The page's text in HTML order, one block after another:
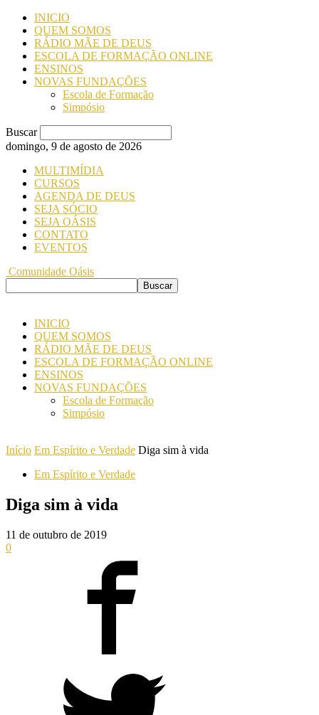
INICIO
QUEM SOMOS
RÁDIO MÃE DE DEUS
ESCOLA DE FORMAÇÃO ONLINE
ENSINOS
NOVAS FUNDAÇÕES
Escola de Formação
Simpósio
Buscar
domingo, 9 de agosto de 2026
MULTIMÍDIA
CURSOS
AGENDA DE DEUS
SEJA SÓCIO
SEJA OÁSIS
CONTATO
EVENTOS
Comunidade Oásis
INICIO
QUEM SOMOS
RÁDIO MÃE DE DEUS
ESCOLA DE FORMAÇÃO ONLINE
ENSINOS
NOVAS FUNDAÇÕES
Escola de Formação
Simpósio
Início Em Espírito e Verdade Diga sim à vida
Em Espírito e Verdade
Diga sim à vida
11 de outubro de 2019
0